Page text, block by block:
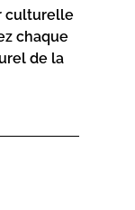
culturelle
chaque
de la